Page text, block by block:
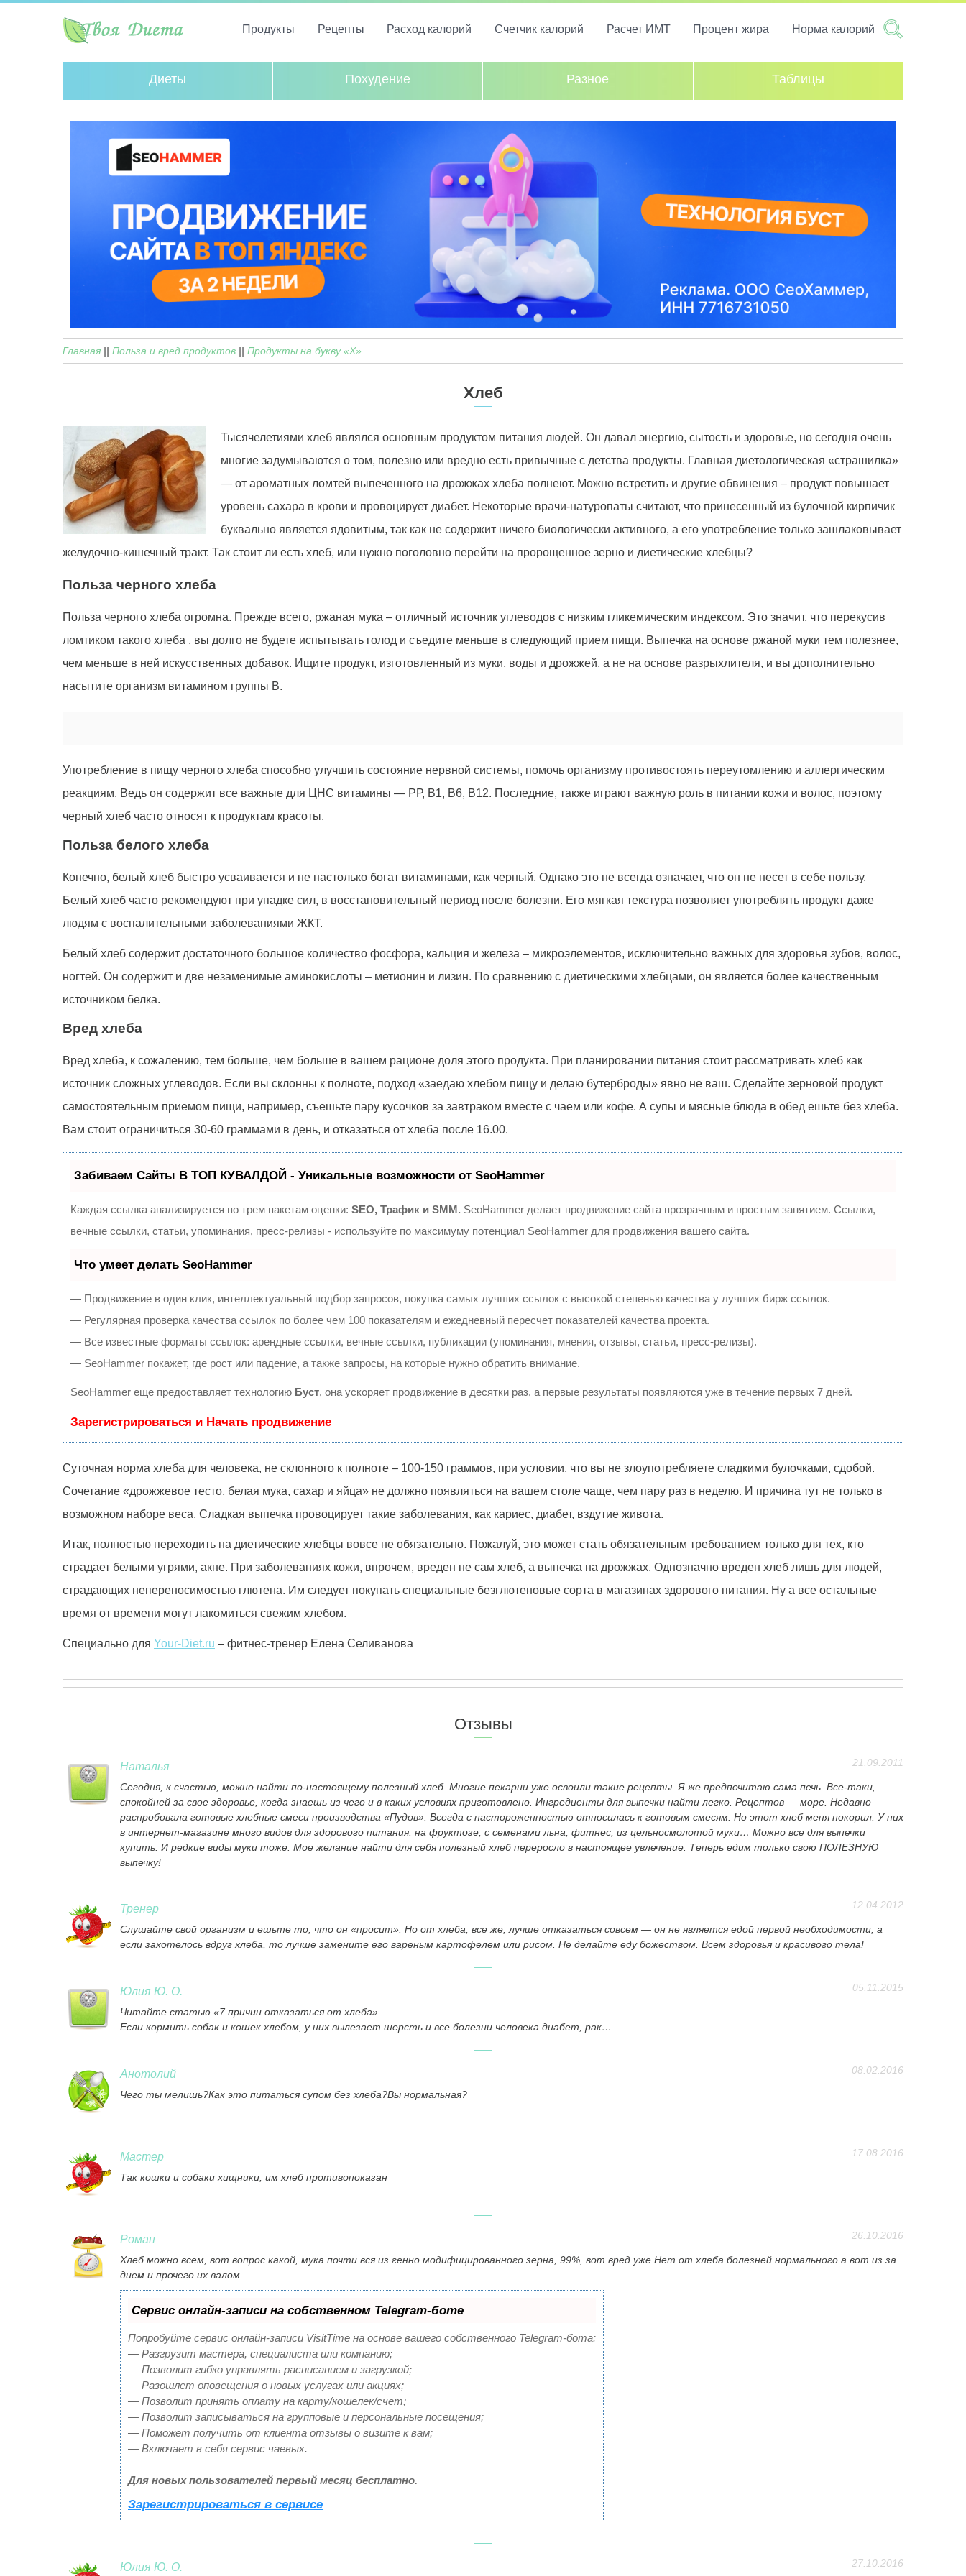
Продукты Рецепты Расход калорий Счетчик калорий Расчет ИМТ Процент жира Норма калорий
Диеты Похудение Разное Таблицы
Главная || Польза и вред продуктов || Продукты на букву «Х»
Хлеб
Тысячелетиями хлеб являлся основным продуктом питания людей. Он давал энергию, сытость и здоровье, но сегодня очень
многие задумываются о том, полезно или вредно есть привычные с детства продукты. Главная диетологическая «страшилка»
— от ароматных ломтей выпеченного на дрожжах хлеба полнеют. Можно встретить и другие обвинения – продукт повышает
уровень сахара в крови и провоцирует диабет. Некоторые врачи-натуропаты считают, что принесенный из булочной кирпичик
буквально является ядовитым, так как не содержит ничего биологически активного, а его употребление только зашлаковывает
желудочно-кишечный тракт. Так стоит ли есть хлеб, или нужно поголовно перейти на пророщенное зерно и диетические хлебцы?
Польза черного хлеба
Польза черного хлеба огромна. Прежде всего, ржаная мука – отличный источник углеводов с низким гликемическим индексом. Это значит, что перекусив
ломтиком такого хлеба , вы долго не будете испытывать голод и съедите меньше в следующий прием пищи. Выпечка на основе ржаной муки тем полезнее,
чем меньше в ней искусственных добавок. Ищите продукт, изготовленный из муки, воды и дрожжей, а не на основе разрыхлителя, и вы дополнительно
насытите организм витамином группы В.
Употребление в пищу черного хлеба способно улучшить состояние нервной системы, помочь организму противостоять переутомлению и аллергическим
реакциям. Ведь он содержит все важные для ЦНС витамины — РР, В1, В6, В12. Последние, также играют важную роль в питании кожи и волос, поэтому
черный хлеб часто относят к продуктам красоты.
Польза белого хлеба
Конечно, белый хлеб быстро усваивается и не настолько богат витаминами, как черный. Однако это не всегда означает, что он не несет в себе пользу.
Белый хлеб часто рекомендуют при упадке сил, в восстановительный период после болезни. Его мягкая текстура позволяет употреблять продукт даже
людям с воспалительными заболеваниями ЖКТ.
Белый хлеб содержит достаточного большое количество фосфора, кальция и железа – микроэлементов, исключительно важных для здоровья зубов, волос,
ногтей. Он содержит и две незаменимые аминокислоты – метионин и лизин. По сравнению с диетическими хлебцами, он является более качественным
источником белка.
Вред хлеба
Вред хлеба, к сожалению, тем больше, чем больше в вашем рационе доля этого продукта. При планировании питания стоит рассматривать хлеб как
источник сложных углеводов. Если вы склонны к полноте, подход «заедаю хлебом пищу и делаю бутерброды» явно не ваш. Сделайте зерновой продукт
самостоятельным приемом пищи, например, съешьте пару кусочков за завтраком вместе с чаем или кофе. А супы и мясные блюда в обед ешьте без хлеба.
Вам стоит ограничиться 30-60 граммами в день, и отказаться от хлеба после 16.00.
Забиваем Сайты В ТОП КУВАЛДОЙ - Уникальные возможности от SeoHammer
Каждая ссылка анализируется по трем пакетам оценки: SEO, Трафик и SMM. SeoHammer делает продвижение сайта прозрачным и простым занятием. Ссылки,
вечные ссылки, статьи, упоминания, пресс-релизы - используйте по максимуму потенциал SeoHammer для продвижения вашего сайта.
Что умеет делать SeoHammer
— Продвижение в один клик, интеллектуальный подбор запросов, покупка самых лучших ссылок с высокой степенью качества у лучших бирж ссылок.
— Регулярная проверка качества ссылок по более чем 100 показателям и ежедневный пересчет показателей качества проекта.
— Все известные форматы ссылок: арендные ссылки, вечные ссылки, публикации (упоминания, мнения, отзывы, статьи, пресс-релизы).
— SeoHammer покажет, где рост или падение, а также запросы, на которые нужно обратить внимание.
SeoHammer еще предоставляет технологию Буст, она ускоряет продвижение в десятки раз, а первые результаты появляются уже в течение первых 7 дней.
Зарегистрироваться и Начать продвижение
Суточная норма хлеба для человека, не склонного к полноте – 100-150 граммов, при условии, что вы не злоупотребляете сладкими булочками, сдобой.
Сочетание «дрожжевое тесто, белая мука, сахар и яйца» не должно появляться на вашем столе чаще, чем пару раз в неделю. И причина тут не только в
возможном наборе веса. Сладкая выпечка провоцирует такие заболевания, как кариес, диабет, вздутие живота.
Итак, полностью переходить на диетические хлебцы вовсе не обязательно. Пожалуй, это может стать обязательным требованием только для тех, кто
страдает белыми угрями, акне. При заболеваниях кожи, впрочем, вреден не сам хлеб, а выпечка на дрожжах. Однозначно вреден хлеб лишь для людей,
страдающих непереносимостью глютена. Им следует покупать специальные безглютеновые сорта в магазинах здорового питания. Ну а все остальные
время от времени могут лакомиться свежим хлебом.
Специально для Your-Diet.ru – фитнес-тренер Елена Селиванова
Отзывы
Наталья 21.09.2011
Сегодня, к счастью, можно найти по-настоящему полезный хлеб. Многие пекарни уже освоили такие рецепты. Я же предпочитаю сама печь. Все-таки,
спокойней за свое здоровье, когда знаешь из чего и в каких условиях приготовлено. Ингредиенты для выпечки найти легко. Рецептов — море. Недавно
распробовала готовые хлебные смеси производства «Пудов». Всегда с настороженностью относилась к готовым смесям. Но этот хлеб меня покорил. У них
в интернет-магазине много видов для здорового питания: на фруктозе, с семенами льна, фитнес, из цельносмолотой муки… Можно все для выпечки
купить. И редкие виды муки тоже. Мое желание найти для себя полезный хлеб переросло в настоящее увлечение. Теперь едим только свою ПОЛЕЗНУЮ
выпечку!
Тренер 12.04.2012
Слушайте свой организм и ешьте то, что он «просит». Но от хлеба, все же, лучше отказаться совсем — он не является едой первой необходимости, а
если захотелось вдруг хлеба, то лучше замените его вареным картофелем или рисом. Не делайте еду божеством. Всем здоровья и красивого тела!
Юлия Ю. О. 05.11.2015
Читайте статью «7 причин отказаться от хлеба»
Если кормить собак и кошек хлебом, у них вылезает шерсть и все болезни человека диабет, рак…
Анотолий 08.02.2016
Чего ты мелишь?Как это питаться супом без хлеба?Вы нормальная?
Мастер 17.08.2016
Так кошки и собаки хищники, им хлеб противопоказан
Роман 26.10.2016
Хлеб можно всем, вот вопрос какой, мука почти вся из генно модифицированного зерна, 99%, вот вред уже.Нет от хлеба болезней нормального а вот из за
дием и прочего их валом.
Сервис онлайн-записи на собственном Telegram-боте
Попробуйте сервис онлайн-записи VisitTime на основе вашего собственного Telegram-бота:
— Разгрузит мастера, специалиста или компанию;
— Позволит гибко управлять расписанием и загрузкой;
— Разошлет оповещения о новых услугах или акциях;
— Позволит принять оплату на карту/кошелек/счет;
— Позволит записываться на групповые и персональные посещения;
— Поможет получить от клиента отзывы о визите к вам;
— Включает в себя сервис чаевых.
Для новых пользователей первый месяц бесплатно.
Зарегистрироваться в сервисе
Юлия Ю. О. 27.10.2016